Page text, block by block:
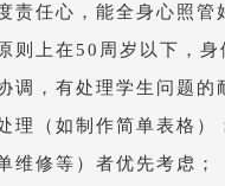
责任心，能全身心照管
则上在50周岁以下，身
调，有处理学生问题的
理（如制作简单表格）
维修等）者优先考虑；